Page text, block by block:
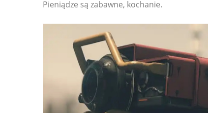
Pieniądze są zabawne, kochanie.